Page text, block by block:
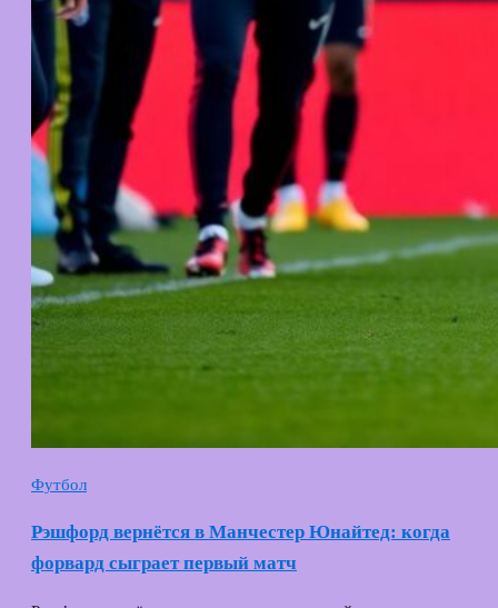
Футбол
Рэшфорд вернётся в Манчестер Юнайтед: когда
форвард сыграет первый матч